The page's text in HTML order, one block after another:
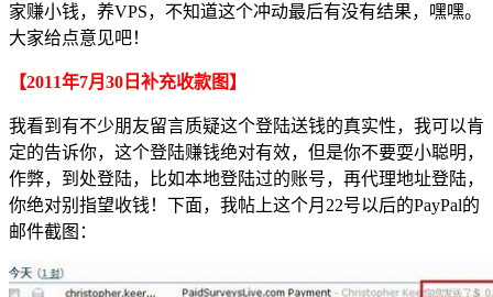
家赚小钱，养VPS，不知道这个冲动最后有没有结果，嘿嘿。
大家给点意见吧！
【2011年7月30日补充收款图】
我看到有不少朋友留言质疑这个登陆送钱的真实性，我可以肯
定的告诉你，这个登陆赚钱绝对有效，但是你不要耍小聪明，
作弊，到处登陆，比如本地登陆过的账号，再代理地址登陆，
你绝对别指望收钱！下面，我帖上这个月22号以后的PayPal的
邮件截图：